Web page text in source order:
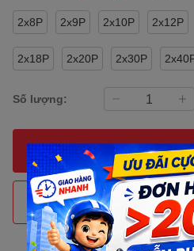
2x8P 2x9P 2x10P 2x12P
2x18P 2x20P 2x30P
Số lượng:
MUA
THÊM VÀO
Gọi đặt mua